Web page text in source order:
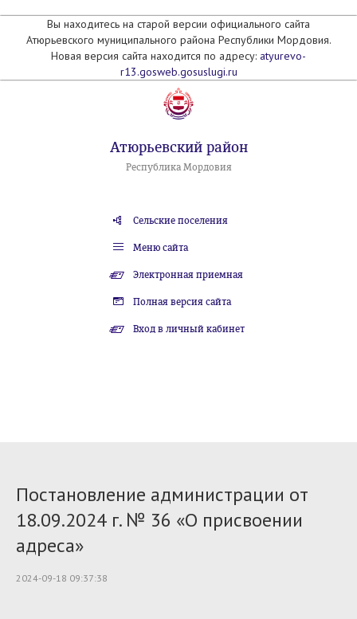
Вы находитесь на старой версии официального сайта
Атюрьевского муниципального района Республики Мордовия.
Новая версия сайта находится по адресу: atyurevo-
r13.gosweb.gosuslugi.ru
Атюрьевский район
Республика Мордовия
Сельские поселения
Меню сайта
Электронная приемная
Полная версия сайта
Вход в личный кабинет
Постановление администрации от
18.09.2024 г. № 36 «О присвоении
адреса»
2024-09-18 09:37:38